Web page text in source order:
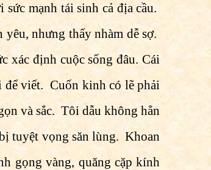
mạnh tái sinh cả địa cầu.
nhưng thấy nhàm dễ sợ.
xác định cuộc sống đâu. Cái
để viết. Cuốn kinh có lẽ phải
và sắc. Tôi dẫu không hẳn
tuyệt vọng săn lùng. Khoan
gọng vàng, quăng cặp kính